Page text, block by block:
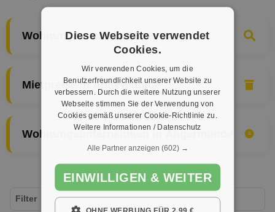
Wohnungssuche & Bewerbung
Mietpreise in Angermünde
Wohnungsunternehmen in Angermünde
Filter
Diese Webseite verwendet
Cookies.
Wir verwenden Cookies, um die
Benutzerfreundlichkeit unserer Website zu
verbessern. Durch die weitere Nutzung unserer
Webseite stimmen Sie der Verwendung von
Cookies gemäß unserer Cookie-Richtlinie zu.
Weitere Informationen / Datenschutz
Alle Partner anzeigen (602) →
EINWILLIGEN & WEITER
OHNE WERBUNG FÜR 2,99 €